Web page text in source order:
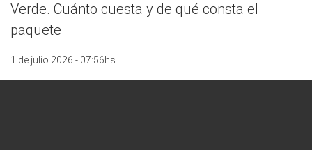
Verde. Cuánto cuesta y de qué consta el
paquete
1 de julio 2026 - 07:56hs